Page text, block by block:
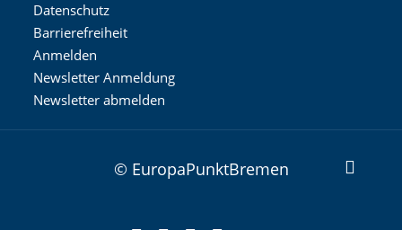
Datenschutz
Barrierefreiheit
Anmelden
Newsletter Anmeldung
Newsletter abmelden
© EuropaPunktBremen